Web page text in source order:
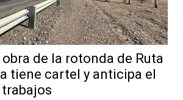
obra de la rotonda de Ruta
tiene cartel y anticipa el